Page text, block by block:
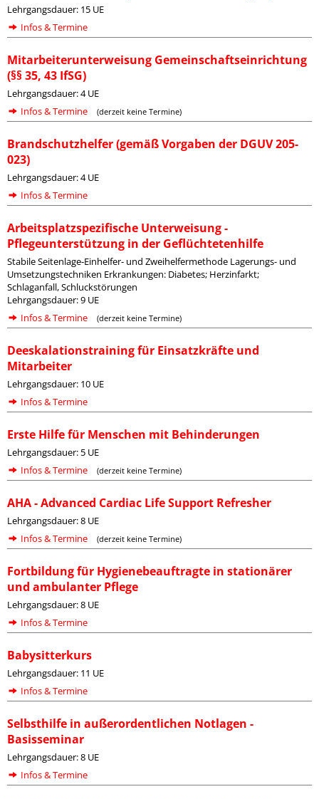
Lehrgangsdauer: 15 UE
Infos & Termine
Mitarbeiterunterweisung Gemeinschaftseinrichtung
(§§ 35, 43 IfSG)
Lehrgangsdauer: 4 UE
Infos & Termine
(derzeit keine Termine)
Brandschutzhelfer (gemäß Vorgaben der DGUV 205-
023)
Lehrgangsdauer: 4 UE
Infos & Termine
Arbeitsplatzspezifische Unterweisung -
Pflegeunterstützung in der Geflüchtetenhilfe
Stabile Seitenlage-Einhelfer- und Zweihelfermethode Lagerungs- und
Umsetzungstechniken Erkrankungen: Diabetes; Herzinfarkt;
Schlaganfall, Schluckstörungen
Lehrgangsdauer: 9 UE
Infos & Termine
(derzeit keine Termine)
Deeskalationstraining für Einsatzkräfte und
Mitarbeiter
Lehrgangsdauer: 10 UE
Infos & Termine
Erste Hilfe für Menschen mit Behinderungen
Lehrgangsdauer: 5 UE
Infos & Termine
(derzeit keine Termine)
AHA - Advanced Cardiac Life Support Refresher
Lehrgangsdauer: 8 UE
Infos & Termine
(derzeit keine Termine)
Fortbildung für Hygienebeauftragte in stationärer
und ambulanter Pflege
Lehrgangsdauer: 8 UE
Infos & Termine
Babysitterkurs
Lehrgangsdauer: 11 UE
Infos & Termine
Selbsthilfe in außerordentlichen Notlagen -
Basisseminar
Lehrgangsdauer: 8 UE
Infos & Termine